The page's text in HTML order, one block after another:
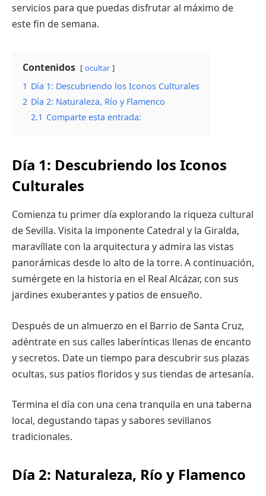
servicios para que puedas disfrutar al máximo de
este fin de semana.
Contenidos ocultar
1 Día 1: Descubriendo los Iconos Culturales
2 Día 2: Naturaleza, Río y Flamenco
2.1 Comparte esta entrada:
Día 1: Descubriendo los Iconos
Culturales
Comienza tu primer día explorando la riqueza cultural
de Sevilla. Visita la imponente Catedral y la Giralda,
maravíllate con la arquitectura y admira las vistas
panorámicas desde lo alto de la torre. A continuación,
sumérgete en la historia en el Real Alcázar, con sus
jardines exuberantes y patios de ensueño.
Después de un almuerzo en el Barrio de Santa Cruz,
adéntrate en sus calles laberínticas llenas de encanto
y secretos. Date un tiempo para descubrir sus plazas
ocultas, sus patios floridos y sus tiendas de artesanía.
Termina el día con una cena tranquila en una taberna
local, degustando tapas y sabores sevillanos
tradicionales.
Día 2: Naturaleza, Río y Flamenco